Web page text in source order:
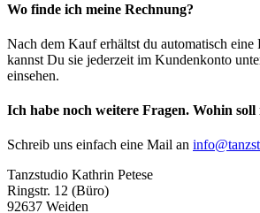
Wo finde ich meine Rechnung?
Nach dem Kauf erhältst du automatisch eine
kannst Du sie jederzeit im Kundenkonto
einsehen.
Ich habe noch weitere Fragen. Wohin soll
Schreib uns einfach eine Mail an
Tanzstudio Kathrin Petese
Ringstr. 12 (Büro)
92637 Weiden